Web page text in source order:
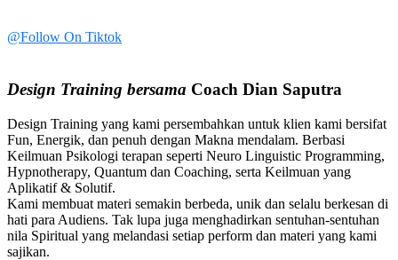
@Follow On Tiktok
Design Training bersama Coach Dian Saputra
Design Training yang kami persembahkan untuk klien kami bersifat
Fun, Energik, dan penuh dengan Makna mendalam. Berbasi
Keilmuan Psikologi terapan seperti Neuro Linguistic Programming,
Hypnotherapy, Quantum dan Coaching, serta Keilmuan yang
Aplikatif & Solutif.
Kami membuat materi semakin berbeda, unik dan selalu berkesan di
hati para Audiens. Tak lupa juga menghadirkan sentuhan-sentuhan
nila Spiritual yang melandasi setiap perform dan materi yang kami
sajikan.